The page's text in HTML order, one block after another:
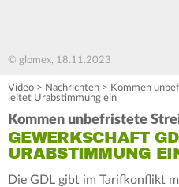
© glomex, 18.11.2023
Video > Nachrichten > Kommen
leitet Urabstimmung ein
Kommen unbefristete
GEWERKSCHAFT
URABSTIMMUNG
Die GDL gibt im Tarifkonflikt